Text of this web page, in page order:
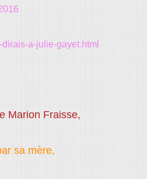
a-julie-gayet.html
Marion Fraisse,
sa mère,